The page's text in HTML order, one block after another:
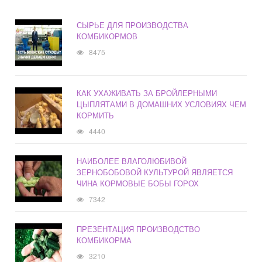
СЫРЬЕ ДЛЯ ПРОИЗВОДСТВА
КОМБИКОРМОВ
8475
КАК УХАЖИВАТЬ ЗА БРОЙЛЕРНЫМИ
ЦЫПЛЯТАМИ В ДОМАШНИХ УСЛОВИЯХ ЧЕМ
КОРМИТЬ
4440
НАИБОЛЕЕ ВЛАГОЛЮБИВОЙ
ЗЕРНОБОБОВОЙ КУЛЬТУРОЙ ЯВЛЯЕТСЯ
ЧИНА КОРМОВЫЕ БОБЫ ГОРОХ
7342
ПРЕЗЕНТАЦИЯ ПРОИЗВОДСТВО
КОМБИКОРМА
3210